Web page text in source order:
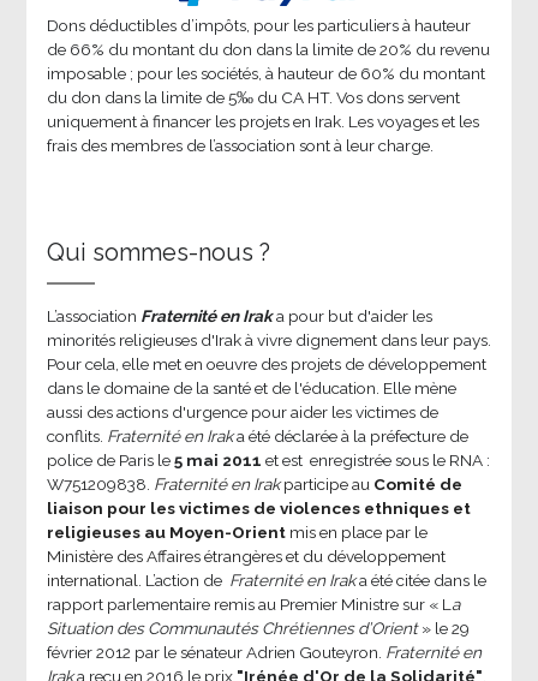
Dons déductibles d’impôts, pour les particuliers à hauteur
de 66% du montant du don dans la limite de 20% du revenu
imposable ; pour les sociétés, à hauteur de 60% du montant
du don dans la limite de 5‰ du CA HT. Vos dons servent
uniquement à financer les projets en Irak. Les voyages et les
frais des membres de l’association sont à leur charge.
Qui sommes-nous ?
L’association Fraternité en Irak a pour but d'aider les
minorités religieuses d'Irak à vivre dignement dans leur pays.
Pour cela, elle met en oeuvre des projets de développement
dans le domaine de la santé et de l'éducation. Elle mène
aussi des actions d'urgence pour aider les victimes de
conflits. Fraternité en Iraka été déclarée à la préfecture de
police de Paris le5 mai 2011 et est enregistrée sous le RNA :
W751209838. Fraternité en Irakparticipe au Comité de
liaison pour les victimes de violences ethniques et
religieuses au Moyen-Orientmis en place par le
Ministère des Affaires étrangères et du développement
international. L’action de Fraternité en Iraka été citée dans le
rapport parlementaire remis au Premier Ministre sur « La
Situation des Communautés Chrétiennes d’Orient» le 29
février 2012 par le sénateur Adrien Gouteyron. Fraternité en
Iraka reçu en 2016 le prix "Irénée d'Or de la Solidarité",